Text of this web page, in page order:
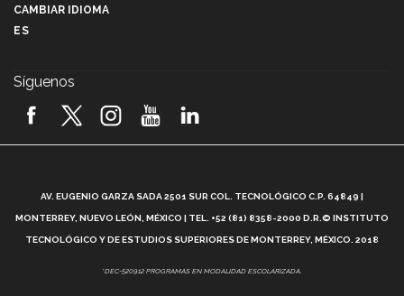
2026! (video)
¿Cómo es el Modelo Educativo Tec? (video)
Vida Tec: Feminismo e Inteligencia Artificial, Paola
CAMBIAR IDIOMA
ES
Síguenos
AV. EUGENIO GARZA SADA 2501 SUR COL. TECNOLÓGICO C.P. 64849 |
MONTERREY, NUEVO LEÓN, MÉXICO | TEL. +52 (81) 8358-2000 D.R.© INSTITUTO
TECNOLÓGICO Y DE ESTUDIOS SUPERIORES DE MONTERREY, MÉXICO. 2018
*DEC-520912 PROGRAMAS EN MODALIDAD ESCOLARIZADA.